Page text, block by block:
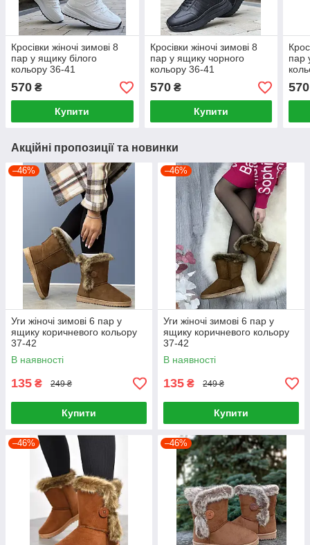
Кросівки жіночі зимові 8
пар у ящику білого
кольору 36-41
570 ₴
Купити
Кросівки жіночі зимові 8
пар у ящику чорного
кольору 36-41
570₴
Купити
пар
570
Акційні пропозиції та новинки
–46%
Уги жіночі зимові 6 пар у
ящику коричневого кольору
37-42
В наявності
135 ₴ 249 ₴
Купити
–46%
Уги жіночі зимові 6 пар у
ящику коричневого кольору
37-42
В наявності
135 ₴ 249 ₴
Купити
–46% –46%